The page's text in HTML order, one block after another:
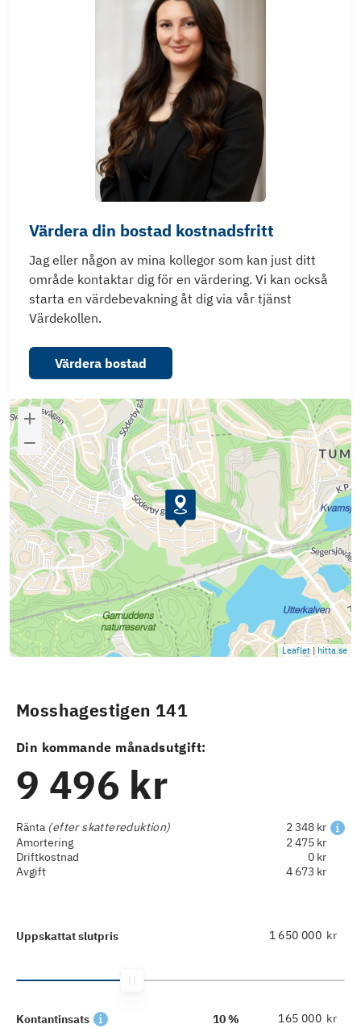
Värdera din bostad kostnadsfritt
Jag eller någon av mina kollegor som kan just ditt
område kontaktar dig för en värdering. Vi kan också
starta en värdebevakning åt dig via vår tjänst
Värdekollen.
Värdera bostad
Leaflet | hitta.se
Mosshagestigen 141
Din kommande månadsutgift:
9 496 kr
Ränta (efter skattereduktion)
2 348 kr
Amortering
2 475 kr
Driftkostnad
0 kr
Avgift
4 673 kr
Uppskattat slutpris kr
Kontantinsats 10 % kr